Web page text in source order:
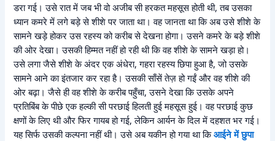
डरा गई। उसे रात में जब भी वो अजीब सी हरकत महसूस होती थी, तब उसका
ध्यान कमरे में लगे बड़े से शीशे पर जाता था। वह जानता था कि अब उसे शीशे के
सामने खड़े होकर उस रहस्य को करीब से देखना होगा। उसने कमरे के बड़े शीशे
की ओर देखा। उसकी हिम्मत नहीं हो रही थी कि वह शीशे के सामने खड़ा हो।
उसे लगा जैसे शीशे के अंदर एक अंधेरा, गहरा रहस्य छिपा हुआ है, जो उसके
सामने आने का इंतजार कर रहा है। उसकी साँसें तेज़ हो गईं और वह शीशे की
ओर बढ़ा। जैसे ही वह शीशे के करीब पहुँचा, उसने देखा कि उसके अपने
प्रतिबिंब के पीछे एक हल्की सी परछाई हिलती हुई महसूस हुई। वह परछाई कुछ
क्षणों के लिए थी और फिर गायब हो गई, लेकिन आर्यन के दिल में दहशत भर गई।
यह सिर्फ उसकी कल्पना नहीं थी। उसे अब यकीन हो गया था किआईने में छुपा